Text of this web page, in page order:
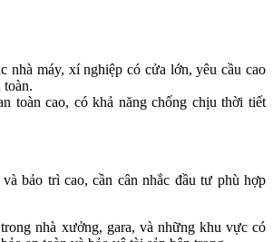
nhà máy, xí nghiệp có cửa lớn, yêu cầu cao
toàn.
toàn cao, có khả năng chống chịu thời tiết
bảo trì cao, cần cân nhắc đầu tư phù hợp
nhà xưởng, gara, và những khu vực có